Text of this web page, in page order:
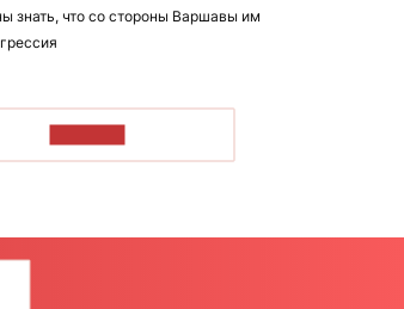
знать, что со стороны Варшавы им